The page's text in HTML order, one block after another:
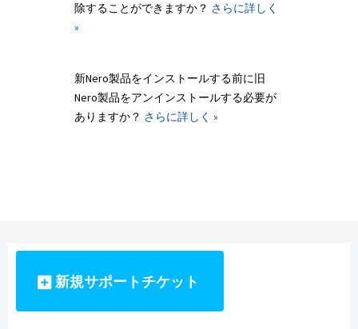
除することができますか？ さらに詳しく
»
新Nero製品をインストールする前に旧
Nero製品をアンインストールする必要が
ありますか？ さらに詳しく »
新規サポートチケット